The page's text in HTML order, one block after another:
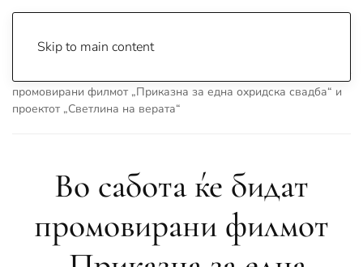
Skip to main content
промовирани филмот „Приказна за една охридска свадба“ и
проектот „Светлина на верата“
Во сабота ќе бидат
промовирани филмот